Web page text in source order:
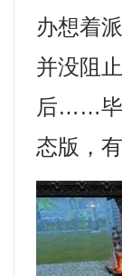
办想着
并没阻
后……毕
态版，